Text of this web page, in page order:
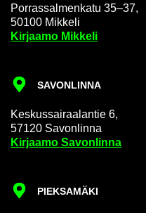
Por­ras­sal­men­ka­tu 35–37,
50100 Mik­ke­li
Kir­jaa­mo Mik­ke­li
SA­VON­LIN­NA
Kes­kus­sai­raa­lan­tie 6,
57120 Sa­von­lin­na
Kir­jaa­mo Sa­von­lin­na
PIEK­SA­MÄ­KI